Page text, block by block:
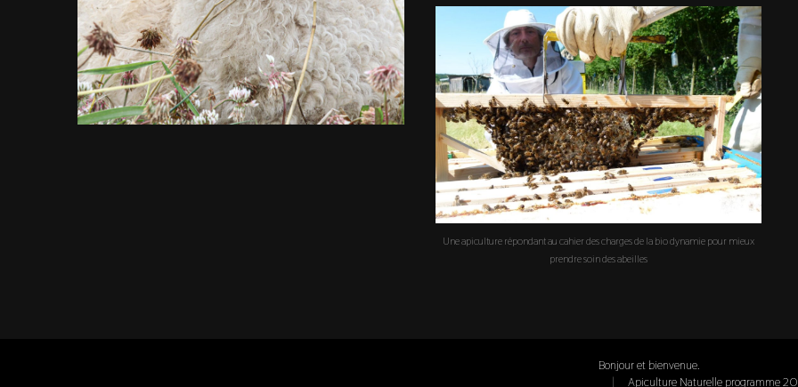
Une apiculture répondant au cahier des charges de la bio dynamie pour mieux
prendre soin des abeilles
Bonjour et bienvenue.
Apiculture Naturelle programme